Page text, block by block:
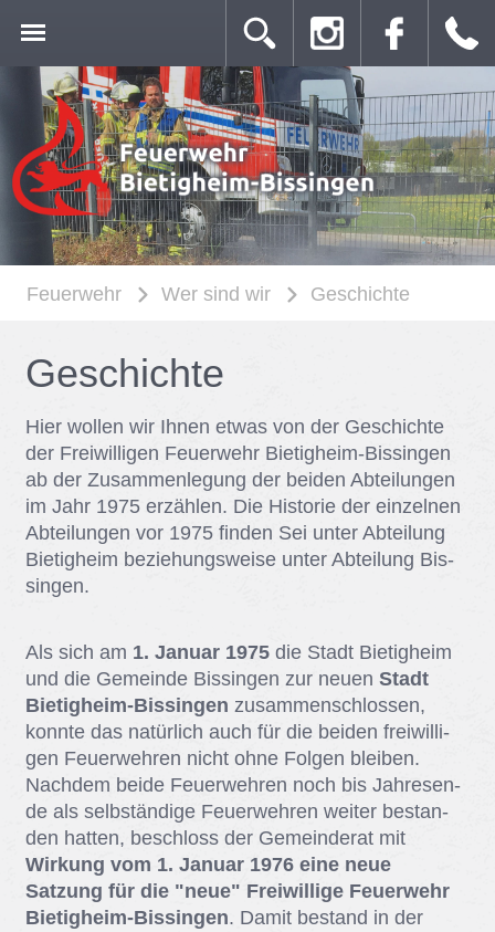
Feuerwehr Wer sind wir Geschichte
Ge­schich­te
Hier wol­len wir Ih­nen et­was von der Ge­schich­te
der Frei­wil­li­gen Feu­er­wehr Bie­tig­heim-Bis­sin­gen
ab der Zu­sam­men­le­gung der bei­den Ab­tei­lun­gen
im Jahr 1975 er­zäh­len. Die His­to­rie der ein­zel­nen
Ab­tei­lun­gen vor 1975 fin­den Sei un­ter Ab­tei­lung
Bie­tig­heim be­zie­hungs­wei­se un­ter Ab­tei­lung Bis­
sin­gen.
Als sich am 1. Januar 1975die Stadt Bie­tig­heim
und die Ge­mein­de Bis­sin­gen zur neu­en Stadt
Bietigheim-Bissingen zu­sam­men­schlos­sen,
konn­te das na­tür­lich auch für die bei­den frei­wil­li­
gen Feu­er­weh­ren nicht ohne Fol­gen blei­ben.
Nach­dem bei­de Feu­er­weh­ren noch bis Jah­res­en­
de als selb­stän­di­ge Feu­er­weh­ren wei­ter be­stan­
den hat­ten, be­schloss der Ge­mein­de­rat mit
Wirkung vom 1. Januar 1976 eine neue
Satzung für die "neue" Freiwillige Feuerwehr
Bietigheim-Bissingen. Da­mit be­stand in der